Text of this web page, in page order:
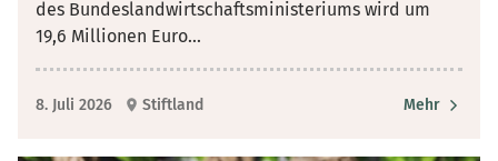
des Bundeslandwirtschaftsministeriums wird um
19,6 Millionen Euro...
8. Juli 2026 Stiftland Mehr